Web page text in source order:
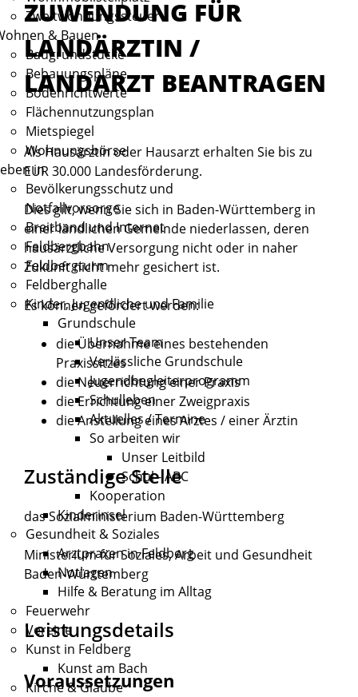
Zweitwohnungssteuer
& Bauen
Baugrundstücke
Bebauungspläne
Bodenrichtwerte
Flächennutzungsplan
Mietspiegel
Wohnungsbörse
in
Bevölkerungsschutz und
Notfallvorsorge
Breitband und Internet
Feldbergbahn
Feldbergturm
Feldberghalle
Kinder, Jugendliche und Familie
Grundschule
Unser Team
Verlässliche Grundschule
Jugendbegleiterprogramm
Schulleben
Aktuelles / Termine
So arbeiten wir
Unser Leitbild
Schul - ABC
Kooperation
Kinderinsel
Gesundheit & Soziales
Arztpraxen in Feldberg
Notlagen
Hilfe & Beratung im Alltag
Feuerwehr
Vereine
Kunst in Feldberg
Kunst am Bach
Kirche & Glaube
ZUWENDUNG FÜR
LANDÄRZTIN /
LANDARZT BEANTRAGEN
Als Hausärztin oder Hausarzt erhalten Sie bis zu
EUR 30.000 Landesförderung.
Dies gilt, wenn Sie sich in Baden-Württemberg in
einer ländlichen Gemeinde niederlassen, deren
hausärztliche Versorgung nicht oder in naher
Zukunft nicht mehr gesichert ist.
Es können gefördert werden:
die Übernahme eines bestehenden
Praxissitzes
die Neuerrichtung einer Praxis
die Errichtung einer Zweigpraxis
die Anstellung eines Arztes / einer Ärztin
Zuständige Stelle
das Sozialministerium Baden-Württemberg
Ministerium für Soziales, Arbeit und Gesundheit
Baden-Württemberg
Leistungsdetails
Voraussetzungen